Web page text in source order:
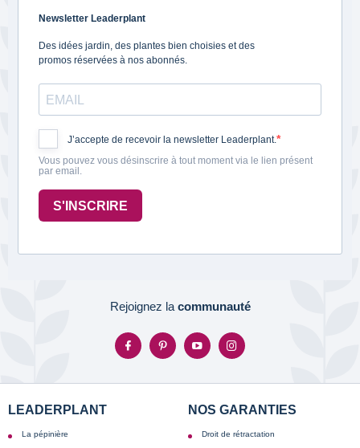
Newsletter Leaderplant
Des idées jardin, des plantes bien choisies et des
promos réservées à nos abonnés.
J’accepte de recevoir la newsletter Leaderplant.
Vous pouvez vous désinscrire à tout moment via le lien présent
par email.
S'INSCRIRE
Rejoignez la communauté
LEADERPLANT
La pépinière
NOS GARANTIES
Droit de rétractation